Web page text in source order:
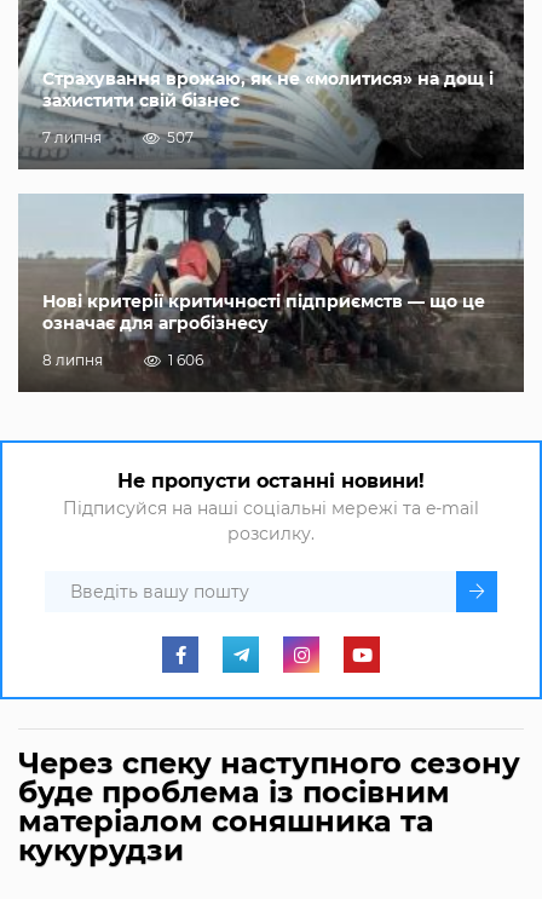
Страхування врожаю, як не «молитися» на дощ і
захистити свій бізнес
7 липня 507
Нові критерії критичності підприємств — що це
означає для агробізнесу
8 липня 1 606
Не пропусти останні новини!
Підписуйся на наші соціальні мережі та e-mail
розсилку.
Через спеку наступного сезону
буде проблема із посівним
матеріалом соняшника та
кукурудзи